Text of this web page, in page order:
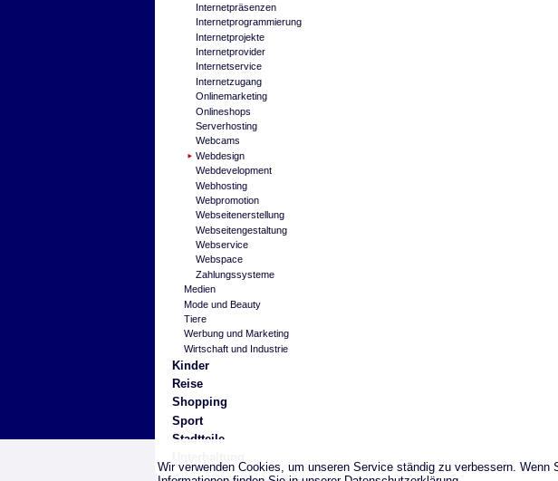
Wir verwenden Cookies, um unseren Service ständig zu verbessern.
Internetpräsenzen
Internetprogrammierung
Internetprojekte
Internetprovider
Internetservice
Internetzugang
Onlinemarketing
Onlineshops
Serverhosting
Webcams
Webdesign
Webdevelopment
Webhosting
Webpromotion
Webseitenerstellung
Webseitengestaltung
Webservice
Webspace
Zahlungssysteme
Medien
Mode und Beauty
Tiere
Werbung und Marketing
Wirtschaft und Industrie
Kinder
Reise
Shopping
Sport
Stadtteile